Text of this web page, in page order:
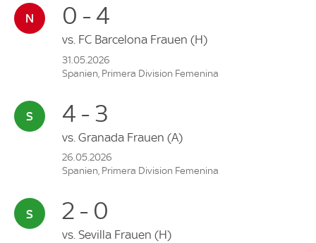
0 - 4
vs. FC Barcelona Frauen (H)
31.05.2026
Spanien, Primera Division Femenina
4 - 3
vs. Granada Frauen (A)
26.05.2026
Spanien, Primera Division Femenina
2 - 0
vs. Sevilla Frauen (H)